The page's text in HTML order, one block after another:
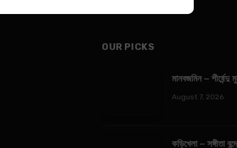
OUR PICKS
মানবজমিন – শীর্ষেন্দু
August 7, 2026
কড়িখেলা – সঙ্গীতা